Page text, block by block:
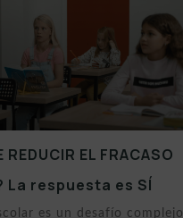
REDUCIR EL FRACASO
La respuesta es SÍ
es un desafío complejo